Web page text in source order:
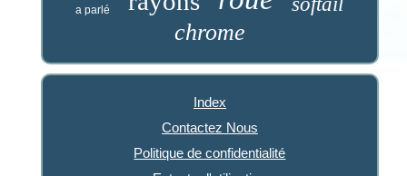
a parlé
chrome
Index
Contactez Nous
Politique de confidentialité